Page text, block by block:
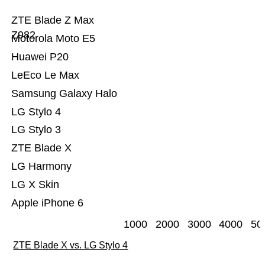
Apple iPhone 6
LG X Skin
LG Harmony
ZTE Blade X
LG Stylo 3
LG Stylo 4
Samsung Galaxy Halo
LeEco Le Max
Huawei P20
Motorola Moto E5
ZTE Blade Z Max
Z982
1000 2000 3000 4000
ZTE Blade X vs. LG Stylo 4